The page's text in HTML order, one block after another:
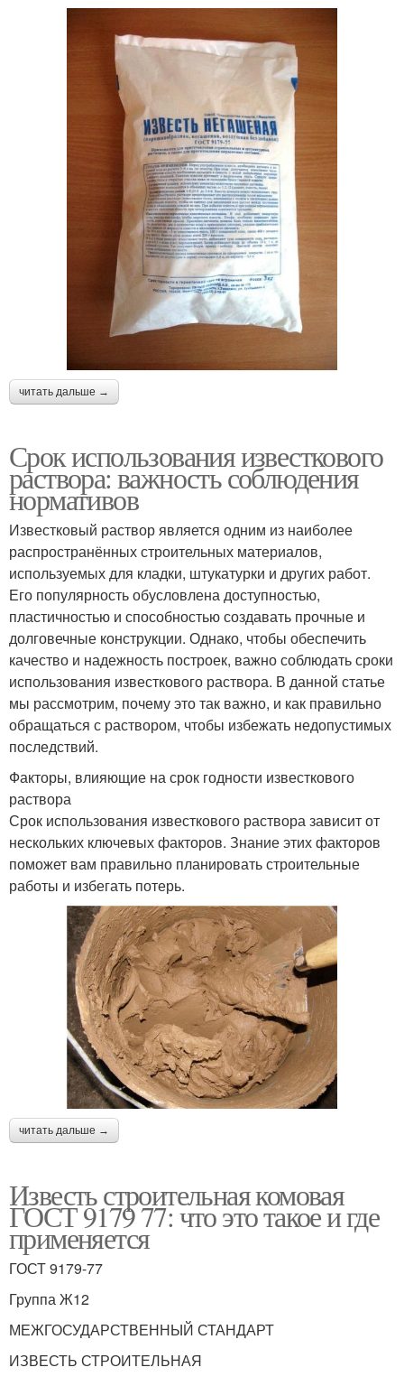
читать дальше →
Срок использования известкового
раствора: важность соблюдения
нормативов
Известковый раствор является одним из наиболее
распространённых строительных материалов,
используемых для кладки, штукатурки и других работ.
Его популярность обусловлена доступностью,
пластичностью и способностью создавать прочные и
долговечные конструкции. Однако, чтобы обеспечить
качество и надежность построек, важно соблюдать сроки
использования известкового раствора. В данной статье
мы рассмотрим, почему это так важно, и как правильно
обращаться с раствором, чтобы избежать недопустимых
последствий.
Факторы, влияющие на срок годности известкового
раствора
Срок использования известкового раствора зависит от
нескольких ключевых факторов. Знание этих факторов
поможет вам правильно планировать строительные
работы и избегать потерь.
читать дальше →
Известь строительная комовая
ГОСТ 9179 77: что это такое и где
применяется
ГОСТ 9179-77
Группа Ж12
МЕЖГОСУДАРСТВЕННЫЙ СТАНДАРТ
ИЗВЕСТЬ СТРОИТЕЛЬНАЯ